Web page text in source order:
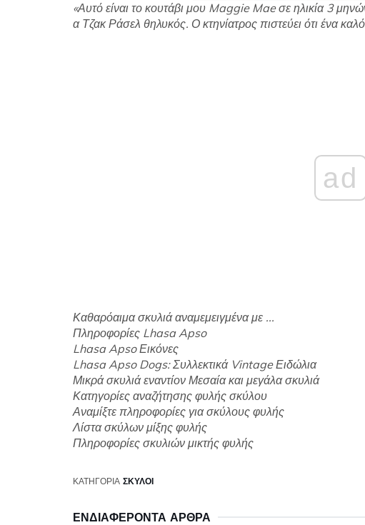
«Αυτό είναι το κουτάβι μου Maggie Mae σε ηλικία 3
α Τζακ Ράσελ θηλυκός. Ο κτηνίατρος πιστεύει ότι ένα
ad
Καθαρόαιμα σκυλιά αναμεμειγμένα με ...
Πληροφορίες Lhasa Apso
Lhasa Apso Εικόνες
Lhasa Apso Dogs: Συλλεκτικά Vintage Ειδώλια
Μικρά σκυλιά εναντίον Μεσαία και μεγάλα σκυλιά
Κατηγορίες αναζήτησης φυλής σκύλου
Αναμίξτε πληροφορίες για σκύλους φυλής
Λίστα σκύλων μίξης φυλής
Πληροφορίες σκυλιών μικτής φυλής
ΚΑΤΗΓΟΡΊΑ ΣΚΎΛΟΙ
ΕΝΔΙΑΦΈΡΟΝΤΑ ΆΡΘΡΑ